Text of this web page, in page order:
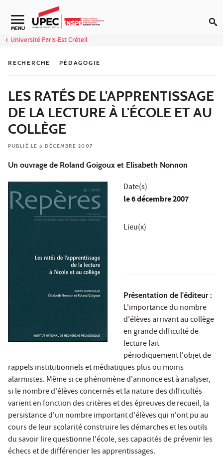
Aller au contenu
Navigation secondaire
MENU
Université Paris-Est Créteil
RECHERCHE PÉDAGOGIE
LES RATÉS DE L'APPRENTISSAGE
DE LA LECTURE À L'ÉCOLE ET AU
COLLÈGE
PUBLIÉ LE 6 DÉCEMBRE 2007
Un ouvrage de Roland Goigoux et Elisabeth Nonnon
Date(s)
le6 décembre 2007
Lieu(x)
Présentation de l'éditeur :
L'importance du nombre
d'élèves arrivant au collège
en grande difficulté de
lecture fait
périodiquement l'objet de
rappels institutionnels et médiatiques plus ou moins
alarmistes. Même si ce phénomène d'annonce est à analyser,
si le nombre d'élèves concernés et la nature des difficultés
varient en fonction des critères et des épreuves de recueil, la
persistance d'un nombre important d'élèves qui n'ont pu au
cours de leur scolarité construire les démarches et les outils
du savoir lire questionne l'école, ses capacités de prévenir les
échecs et de différencier les apprentissages.